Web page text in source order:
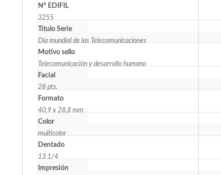
Nº EDIFIL
3255
Título Serie
Día mundial de las Telecomunicaciones
Motivo sello
Telecomunicación y desarrollo humano
Facial
28 pts.
Formato
40,9 x 28,8 mm
Color
multicolor
Dentado
13 1/4
Impresión